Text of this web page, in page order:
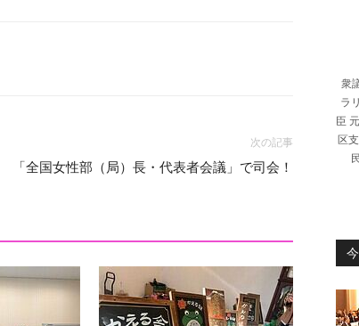
次の記事
「全国女性部（局）長・代表者会議」で司会！
衆
ラ
臣
区